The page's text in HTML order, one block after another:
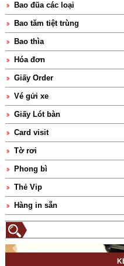
Bao đũa các loại
Bao tăm tiệt trùng
Bao thìa
Hóa đơn
Giấy Order
Vé gửi xe
Giấy Lót bàn
Card visit
Tờ rơi
Phong bì
Thẻ Vip
Hàng in sẵn